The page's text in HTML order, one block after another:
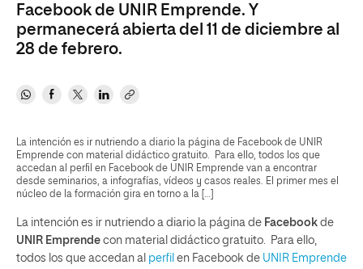
Facebook de UNIR Emprende. Y
permanecerá abierta del 11 de diciembre al
28 de febrero.
La intención es ir nutriendo a diario la página de Facebook de UNIR
Emprende con material didáctico gratuito. Para ello, todos los que
accedan al perfil en Facebook de UNIR Emprende van a encontrar
desde seminarios, a infografías, vídeos y casos reales. El primer mes el
núcleo de la formación gira en torno a la […]
La intención es ir nutriendo a diario la página de Facebook de
UNIR Emprende con material didáctico gratuito. Para ello,
todos los que accedan al perfil en Facebook de UNIR Emprende